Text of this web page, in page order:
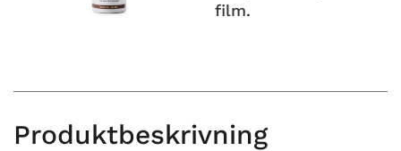
film.
Produktbeskrivning